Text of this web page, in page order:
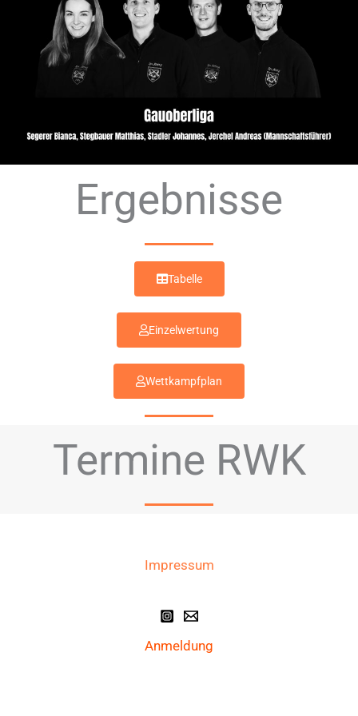
Ergebnisse
Tabelle
Einzelwertung
Wettkampfplan
Termine RWK
Impressum
Anmeldung